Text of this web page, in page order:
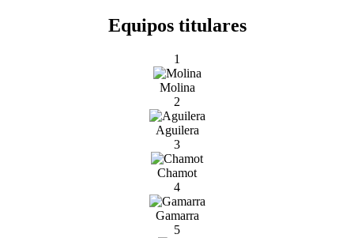
Equipos titulares
1
Molina
2
Aguilera
3
Chamot
4
Gamarra
5